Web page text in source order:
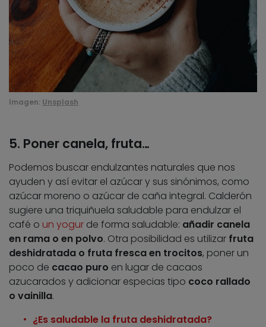
Imagen: Unsplash
5. Poner canela, fruta…
Podemos buscar endulzantes naturales que nos
ayuden y así evitar el azúcar y sus sinónimos, como
azúcar moreno o azúcar de caña integral. Calderón
sugiere una triquiñuela saludable para endulzar el
café o un yogur de forma saludable: añadir canela
en rama o en polvo. Otra posibilidad es utilizar fruta
deshidratada o fruta fresca en trocitos, poner un
poco de cacao puro en lugar de cacaos
azucarados y adicionar especias tipo coco rallado
o vainilla.
¿Es saludable la fruta deshidratada?